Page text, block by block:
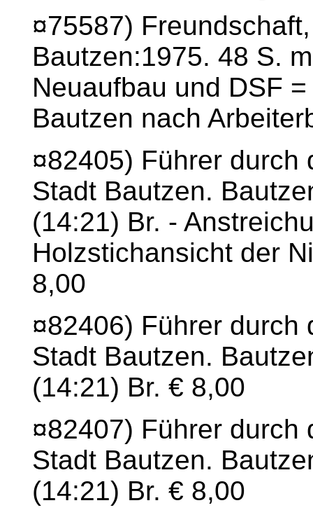
¤75587)
Bautzen:1975. 48 S.
Neuaufbau und DSF
Bautzen nach
¤82405) Führer durch
Stadt Bautzen.
(14:21) Br. -
Holzstichansicht der
8,00
¤82406) Führer durch
Stadt Bautzen.
(14:21) Br. € 8,00
¤82407) Führer durch
Stadt Bautzen.
(14:21) Br. € 8,00